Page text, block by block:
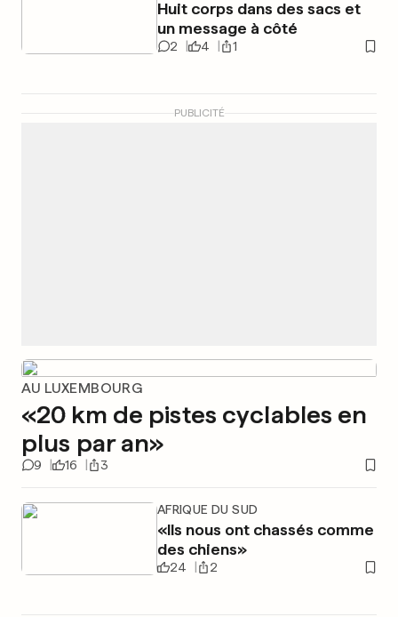
Huit corps dans des sacs et
un message à côté
2 4 1
PUBLICITÉ
AU LUXEMBOURG
«20 km de pistes cyclables en
plus par an»
9 16 3
AFRIQUE DU SUD
«Ils nous ont chassés comme
des chiens»
24 2